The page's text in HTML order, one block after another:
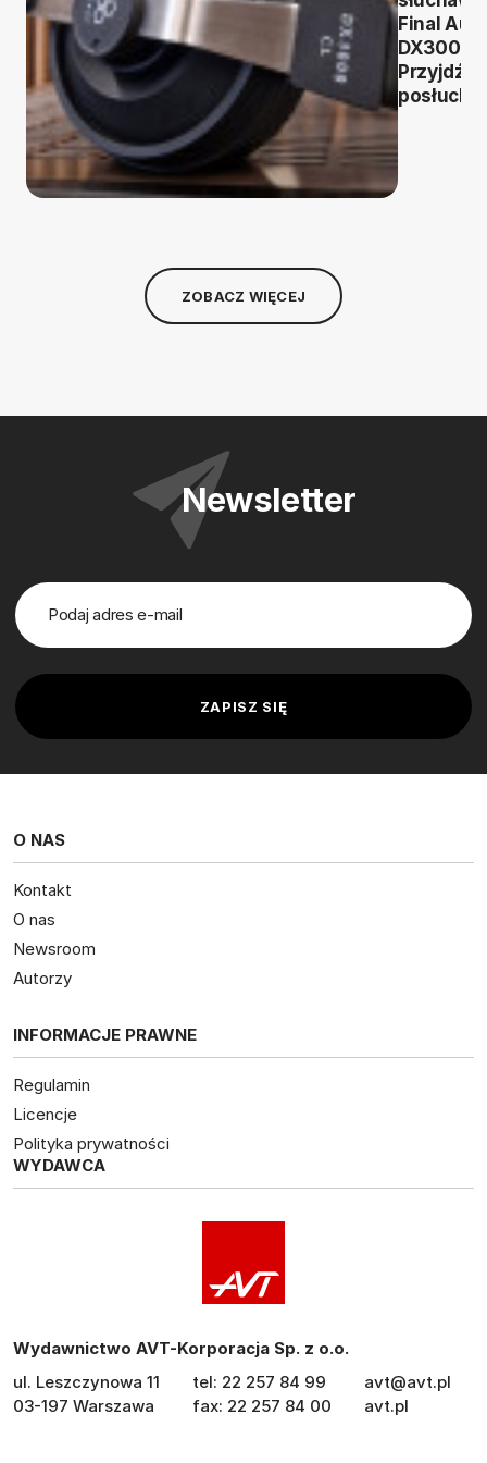
Final
Przyjdź i
posłuchaj
ZOBACZ WIĘCEJ
Newsletter
O NAS
Kontakt
O nas
Newsroom
Autorzy
INFORMACJE PRAWNE
Regulamin
Licencje
Polityka prywatności
WYDAWCA
Wydawnictwo AVT-Korporacja Sp. z o.o.
ul. Leszczynowa 11
03-197 Warszawa
tel: 22 257 84 99
fax: 22 257 84 00
avt@avt.pl
avt.pl